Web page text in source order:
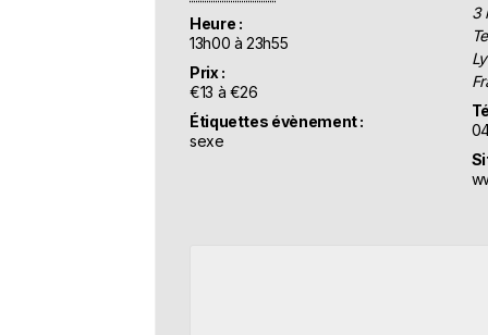
Heure :
13h00 à 23h55
Prix :
€13 à €26
Étiquettes évènement :
sexe
3